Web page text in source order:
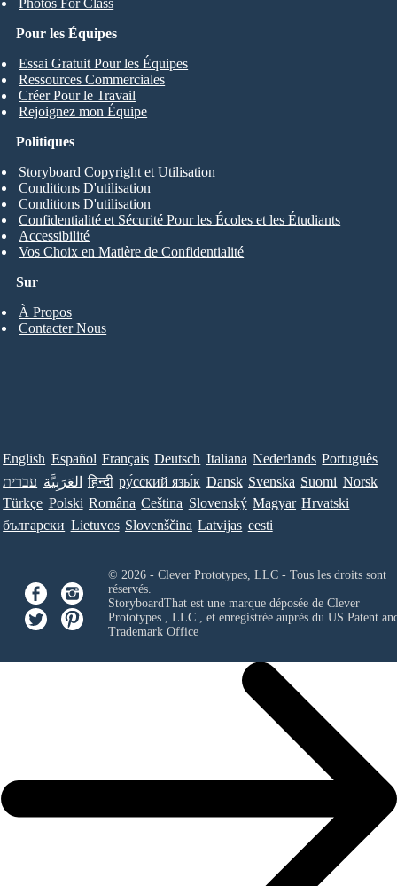
Photos For Class
Pour les Équipes
Essai Gratuit Pour les Équipes
Ressources Commerciales
Créer Pour le Travail
Rejoignez mon Équipe
Sur
À Propos
Contacter Nous
Politiques
Storyboard Copyright et Utilisation
Conditions D'utilisation
Conditions D'utilisation
Confidentialité et Sécurité Pour les Écoles et les Étudiants
Accessibilité
Vos Choix en Matière de Confidentialité
English Español Français Deutsch Italiana Nederlands Português
עברית العَرَبِيَّة हिन्दी ру́сский язы́к Dansk Svenska Suomi Norsk
Türkçe Polski Româna Ceština Slovenský Magyar Hrvatski
български Lietuvos Slovenščina Latvijas eesti
© 2026 - Clever Prototypes, LLC - Tous les droits sont
réservés.
StoryboardThat est une marque déposée de Clever
Prototypes , LLC, et enregistrée auprès du US Patent
Trademark Office